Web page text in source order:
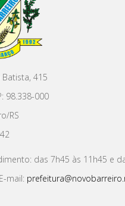
Batista, 415
98.338-000
RS
das 7h45 às 11h45 e
E-mail: